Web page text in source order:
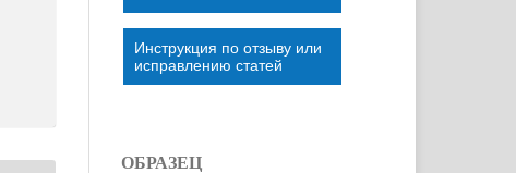
Инструкция по отзыву или
исправлению статей
ОБРАЗЕЦ